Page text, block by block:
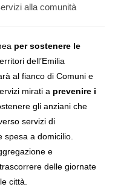
alla comunità
per sostenere le
dell’Emilia
al fianco di Comuni e
mirati a prevenire i
gli anziani che
servizi di
a domicilio.
e
delle giornate
città.